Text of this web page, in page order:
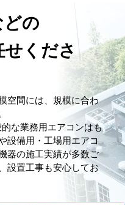
の
せくださ
空間には、規模に合わ
な業務用エアコンはも
設備用・工場用エアコ
器の施工実績が多数ご
設置工事も安心してお